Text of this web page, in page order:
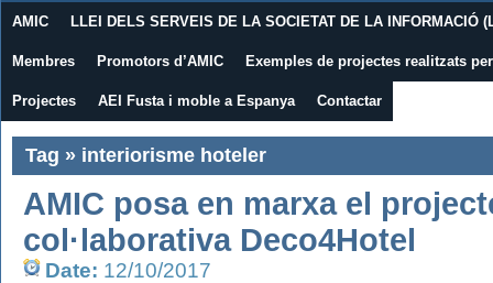
AMIC LLEI DELS SERVEIS DE LA SOCIETAT DE LA INFORMACIÓ
Membres Promotors d’AMIC Exemples de projectes realitzats
Projectes AEI Fusta i moble a Espanya Contactar
Tag » interiorisme hoteler
AMIC posa en marxa el
col·laborativa Deco4Hotel
Date: 12/10/2017